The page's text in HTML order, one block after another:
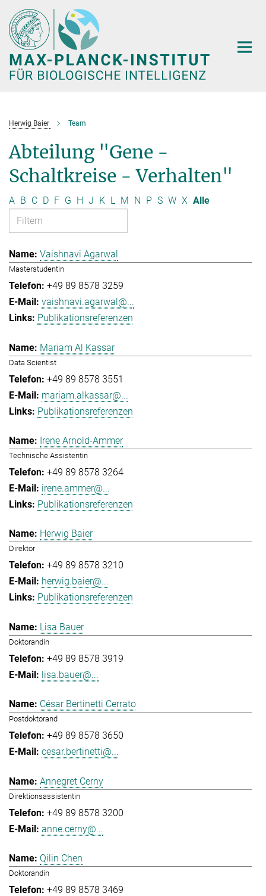
Hauptinhalt
Herwig Baier Team
Abteilung "Gene -
Schaltkreise - Verhalten"
A B C D F G H J K L M N P S W X Alle
Vaishnavi Agarwal
Masterstudentin
+49 89 8578 3259
vaishnavi.agarwal@...
Publikationsreferenzen
Mariam Al Kassar
Data Scientist
+49 89 8578 3551
mariam.alkassar@...
Publikationsreferenzen
Irene Arnold-Ammer
Technische Assistentin
+49 89 8578 3264
irene.ammer@...
Publikationsreferenzen
Herwig Baier
Direktor
+49 89 8578 3210
herwig.baier@...
Publikationsreferenzen
Lisa Bauer
Doktorandin
+49 89 8578 3919
lisa.bauer@...
César Bertinetti Cerrato
Postdoktorand
+49 89 8578 3650
cesar.bertinetti@...
Annegret Cerny
Direktionsassistentin
+49 89 8578 3200
anne.cerny@...
Qilin Chen
Doktorandin
+49 89 8578 3469